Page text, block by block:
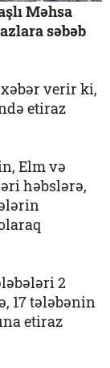
Məhsa
səbəb
verir ki,
etiraz
Elm və
həbslərə,
2
17 tələbənin
etiraz